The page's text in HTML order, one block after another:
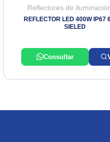
Reflectores de
REFLECTOR LED 400W IP67
SIELED
Consultar